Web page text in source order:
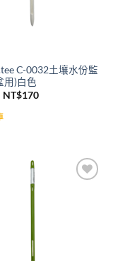
C-0032土壤水份監
用)白色
原
價
格：
NT$170目